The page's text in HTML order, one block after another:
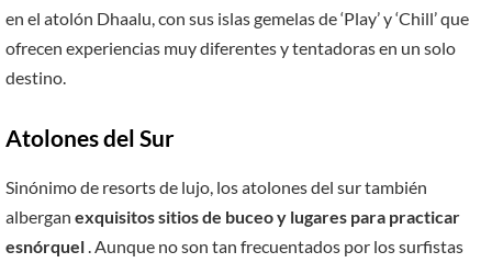
en el atolón Dhaalu, con sus islas gemelas de ‘Play’ y ‘Chill’ que
ofrecen experiencias muy diferentes y tentadoras en un solo
destino.
Atolones del Sur
Sinónimo de resorts de lujo, los atolones del sur también
albergan exquisitos sitios de buceo y lugares para practicar
esnórquel. Aunque no son tan frecuentados por los surfistas